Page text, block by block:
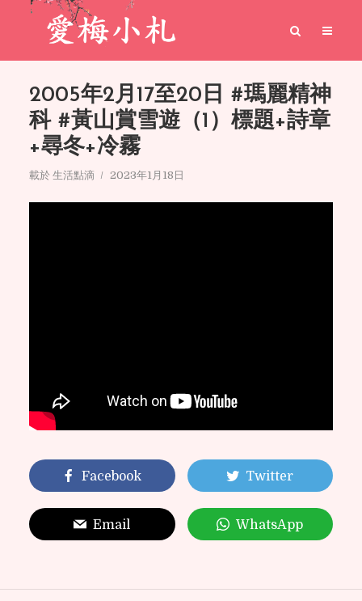
2005年2月17至20日 #瑪麗精神
科 #黃山賞雪遊（1）標題+詩章
+尋冬+冷霧
載於 生活點滴 2023年1月18日
Facebook Twitter
Email WhatsApp